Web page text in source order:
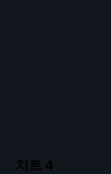
치트 4